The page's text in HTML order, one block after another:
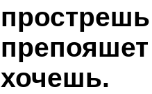
хочешь.